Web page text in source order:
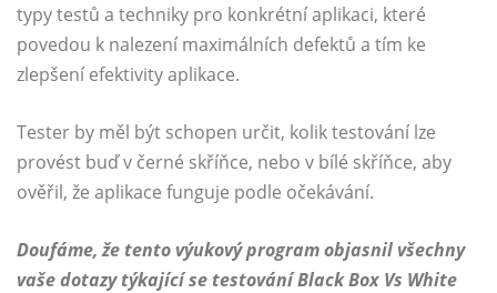
typy testů a techniky pro konkrétní aplikaci, které
povedou k nalezení maximálních defektů a tím ke
zlepšení efektivity aplikace.
Tester by měl být schopen určit, kolik testování lze
provést buď v černé skříňce, nebo v bílé skříňce, aby
ověřil, že aplikace funguje podle očekávání.
Doufáme, že tento výukový program objasnil všechny
vaše dotazy týkající se testování Black Box Vs White